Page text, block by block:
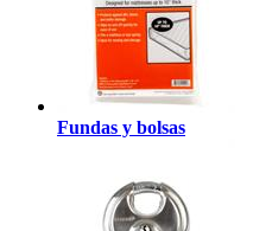
Fundas y bolsas